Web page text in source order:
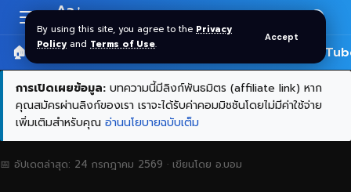
By using this site, you agree to the Privacy
Policy and Terms of Use.
Accept
Resizer
Aa
🏠 หน้าแรก ราคาทอง SPDR 🎬
การเปิดเผยข้อมูล: บทความนี้มีลิงก์พันธมิตร (affiliate link) หาก
คุณสมัครผ่านลิงก์ของเรา เราจะได้รับค่าคอมมิชชันโดยไม่มีค่าใช้จ่าย
เพิ่มเติมสำหรับคุณ อ่านนโยบายฉบับเต็ม
📅 อัปเดตล่าสุด: 24 กรกฎาคม 2569 · เขียนโดย อ.บอม